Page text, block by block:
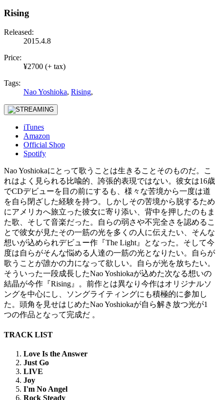
Rising
Released:
2015.4.8
Price:
¥2700 (+ tax)
Tags:
Nao Yoshioka, Rising,
iTunes
Amazon
Official Shop
Spotify
Nao Yoshiokaにとって歌うことは生きることそのものだ。こ
れはよく見られる比喩的、誇張的表現ではない。彼女は16歳
でCDデビューを目の前にするも、様々な苦境から一度は道
を自ら閉ざした経験を持つ。しかしその苦境から脱するため
にアメリカへ旅立った彼女に寄り添い、背中を押したのもま
た歌、そして音楽だった。自らの弱さや不完全さを認めるこ
とで彼女が見たその一筋の光を多くの人に伝えたい、そんな
想いが込められデビュー作『The Light』となった。そして今
度は自らがそんな悩める人達の一筋の光となりたい。自らが
歌うことが誰かの力になって欲しい。自らが光を放ちたい。
そういった一段成長したNao Yoshiokaが込めた次なる想いの
結晶が今作『Rising』。前作とは異なり今作はオリジナルソ
ングを中心にし、ソングライティングにも積極的に参加し
た。頭角を見せはじめたNao Yoshiokaが自ら解き放つ光が1
つの作品となって完成だ 。
TRACK LIST
Love Is the Answer
Just Go
LIVE
Joy
I'm No Angel
Rock Steady